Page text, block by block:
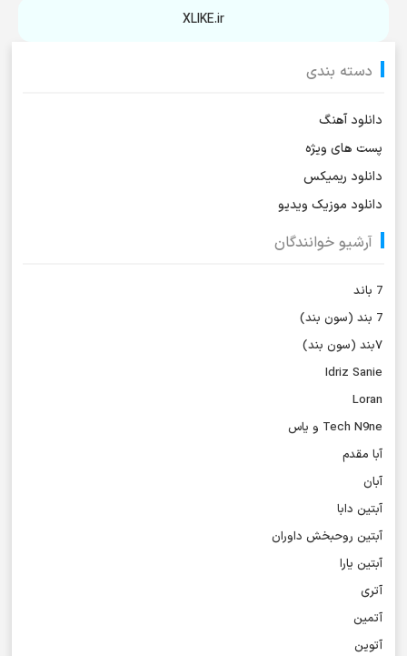
XLIKE.ir
دسته بندی
دانلود آهنگ
پست های ویژه
دانلود ریمیکس
دانلود موزیک ویدیو
آرشیو خوانندگان
7 باند
7 بند (سون بند)
۷بند (سون بند)
Idriz Sanie
Loran
Tech N9ne و یاس
آبا مقدم
آبان
آبتین دابا
آبتین روحبخش داوران
آبتین یارا
آتری
آتمین
آتوین